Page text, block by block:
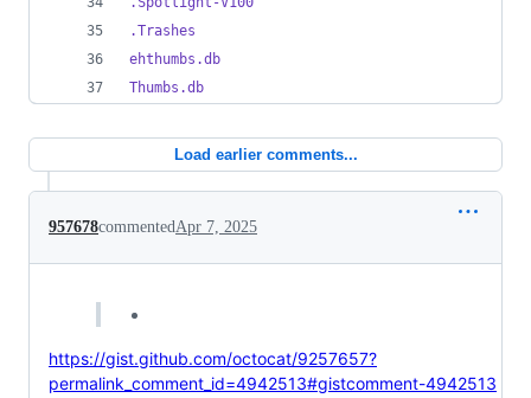
.Trashes
ehthumbs.db
Thumbs.db
Load earlier comments...
957678commentedApr 7, 2025
https://gist.github.com/octocat/9257657?
permalink_comment_id=4942513#gistcomment-4942513